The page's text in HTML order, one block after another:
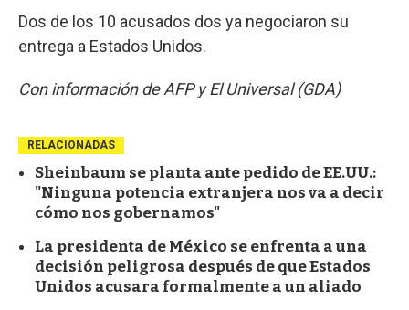
Dos de los 10 acusados dos ya negociaron su
entrega a Estados Unidos.
Con información de AFP y El Universal (GDA)
RELACIONADAS
Sheinbaum se planta ante pedido de EE.UU.:
"Ninguna potencia extranjera nos va a decir
cómo nos gobernamos"
La presidenta de México se enfrenta a una
decisión peligrosa después de que Estados
Unidos acusara formalmente a un aliado